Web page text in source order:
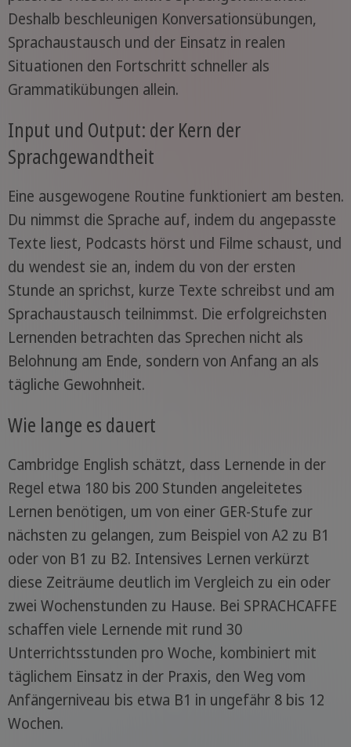
Deshalb beschleunigen Konversationsübungen,
Sprachaustausch und der Einsatz in realen
Situationen den Fortschritt schneller als
Grammatikübungen allein.
Input und Output: der Kern der
Sprachgewandtheit
Eine ausgewogene Routine funktioniert am besten.
Du nimmst die Sprache auf, indem du angepasste
Texte liest, Podcasts hörst und Filme schaust, und
du wendest sie an, indem du von der ersten
Stunde an sprichst, kurze Texte schreibst und am
Sprachaustausch teilnimmst. Die erfolgreichsten
Lernenden betrachten das Sprechen nicht als
Belohnung am Ende, sondern von Anfang an als
tägliche Gewohnheit.
Wie lange es dauert
Cambridge English schätzt, dass Lernende in der
Regel etwa 180 bis 200 Stunden angeleitetes
Lernen benötigen, um von einer GER-Stufe zur
nächsten zu gelangen, zum Beispiel von A2 zu B1
oder von B1 zu B2. Intensives Lernen verkürzt
diese Zeiträume deutlich im Vergleich zu ein oder
zwei Wochenstunden zu Hause. Bei SPRACHCAFFE
schaffen viele Lernende mit rund 30
Unterrichtsstunden pro Woche, kombiniert mit
täglichem Einsatz in der Praxis, den Weg vom
Anfängerniveau bis etwa B1 in ungefähr 8 bis 12
Wochen.